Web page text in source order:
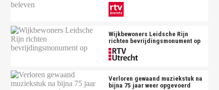
Wijkbewoners Leidsche Rijn
richten bevrijdingsmonument op
Verloren gewaand muziekstuk na
bijna 75 jaar weer opgevoerd